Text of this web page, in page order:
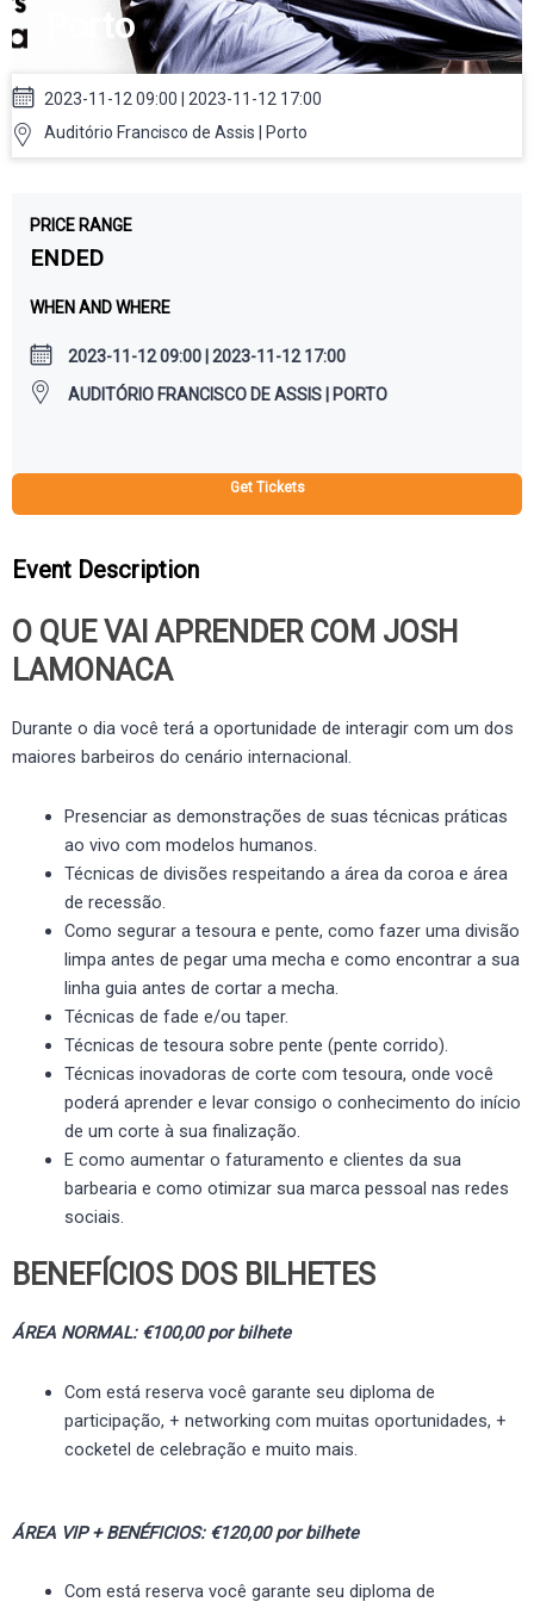
Porto
2023-11-12 09:00 | 2023-11-12 17:00
Auditório Francisco de Assis | Porto
PRICE RANGE
ENDED
WHEN AND WHERE
2023-11-12 09:00 | 2023-11-12 17:00
AUDITÓRIO FRANCISCO DE ASSIS | PORTO
Get Tickets
Event Description
O QUE VAI APRENDER COM JOSH
LAMONACA
Durante o dia você terá a oportunidade de interagir com um dos
maiores barbeiros do cenário internacional.
Presenciar as demonstrações de suas técnicas práticas
ao vivo com modelos humanos.
Técnicas de divisões respeitando a área da coroa e área
de recessão.
Como segurar a tesoura e pente, como fazer uma divisão
limpa antes de pegar uma mecha e como encontrar a sua
linha guia antes de cortar a mecha.
Técnicas de fade e/ou taper.
Técnicas de tesoura sobre pente (pente corrido).
Técnicas inovadoras de corte com tesoura, onde você
poderá aprender e levar consigo o conhecimento do início
de um corte à sua finalização.
E como aumentar o faturamento e clientes da sua
barbearia e como otimizar sua marca pessoal nas redes
sociais.
BENEFÍCIOS DOS BILHETES
ÁREA NORMAL: €100,00 por bilhete
Com está reserva você garante seu diploma de
participação, + networking com muitas oportunidades, +
cocketel de celebração e muito mais.
ÁREA VIP + BENÉFICIOS: €120,00 por bilhete
Com está reserva você garante seu diploma de